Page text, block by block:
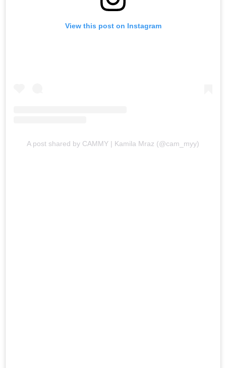
View this post on Instagram
A post shared by CAMMY | Kamila Mraz (@cam_myy)